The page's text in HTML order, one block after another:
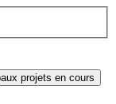
projets en cours